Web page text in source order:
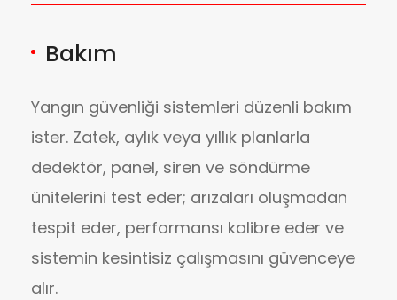
Bakım
Yangın güvenliği sistemleri düzenli bakım
ister. Zatek, aylık veya yıllık planlarla
dedektör, panel, siren ve söndürme
ünitelerini test eder; arızaları oluşmadan
tespit eder, performansı kalibre eder ve
sistemin kesintisiz çalışmasını güvenceye
alır.